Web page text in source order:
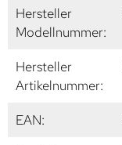
Hersteller
Modellnummer:
Hersteller
Artikelnummer:
EAN: